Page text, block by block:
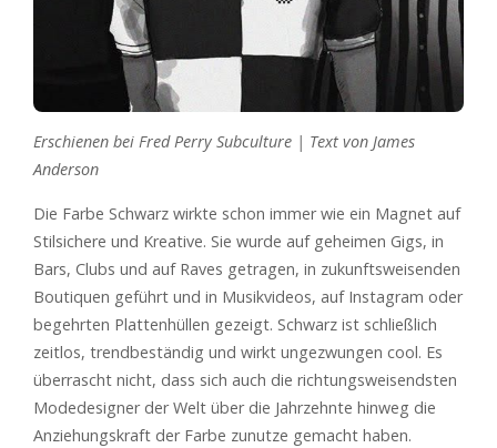
Erschienen bei Fred Perry Subculture | Text von James
Anderson
Die Farbe Schwarz wirkte schon immer wie ein Magnet auf
Stilsichere und Kreative. Sie wurde auf geheimen Gigs, in
Bars, Clubs und auf Raves getragen, in zukunftsweisenden
Boutiquen geführt und in Musikvideos, auf Instagram oder
begehrten Plattenhüllen gezeigt. Schwarz ist schließlich
zeitlos, trendbeständig und wirkt ungezwungen cool. Es
überrascht nicht, dass sich auch die richtungsweisendsten
Modedesigner der Welt über die Jahrzehnte hinweg die
Anziehungskraft der Farbe zunutze gemacht haben.